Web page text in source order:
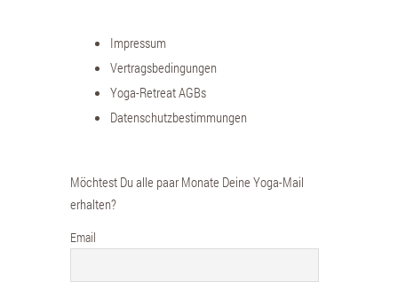
Impressum
Vertragsbedingungen
Yoga-Retreat AGBs
Datenschutzbestimmungen
Möchtest Du alle paar Monate Deine Yoga-Mail
erhalten?
Email